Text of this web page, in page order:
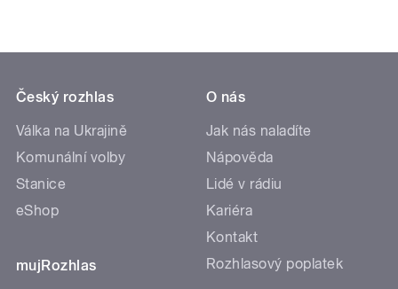
Český rozhlas
Válka na Ukrajině
Komunální volby
Stanice
eShop
mujRozhlas
O nás
Jak nás naladíte
Nápověda
Lidé v rádiu
Kariéra
Kontakt
Rozhlasový poplatek